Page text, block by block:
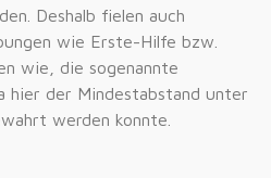
Deshalb fielen auch
wie Erste-Hilfe bzw.
wie, die sogenannte
hier der Mindestabstand unter
werden konnte.